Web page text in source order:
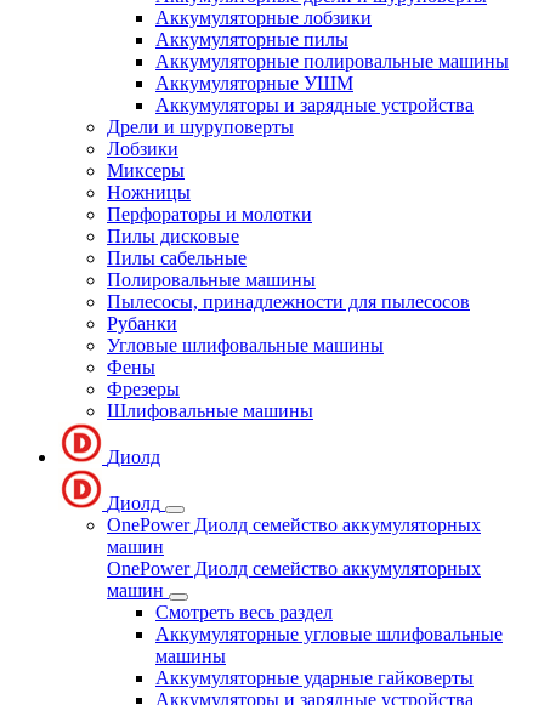
Аккумуляторные лобзики
Аккумуляторные пилы
Аккумуляторные полировальные машины
Аккумуляторные УШМ
Аккумуляторы и зарядные устройства
Дрели и шуруповерты
Лобзики
Миксеры
Ножницы
Перфораторы и молотки
Пилы дисковые
Пилы сабельные
Полировальные машины
Пылесосы, принадлежности для пылесосов
Рубанки
Угловые шлифовальные машины
Фены
Фрезеры
Шлифовальные машины
Диолд
Диолд
OnePower Диолд семейство аккумуляторных
машин
OnePower Диолд семейство аккумуляторных
машин
Смотреть весь раздел
Аккумуляторные угловые шлифовальные
машины
Аккумуляторные ударные гайковерты
Аккумуляторы и зарядные устройства